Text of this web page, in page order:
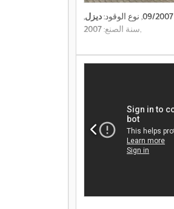
09/2007, نوع الوقود:ديزل,
سنة الصنع:2007